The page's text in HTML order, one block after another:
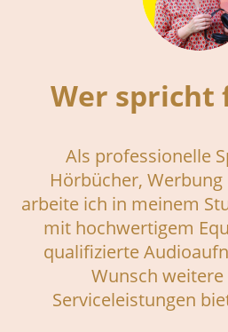
Wer spricht
Als professionelle
Hörbücher,
arbeite ich in meinem
mit hochwertigem
qualifizierte
Wunsch
Serviceleistungen